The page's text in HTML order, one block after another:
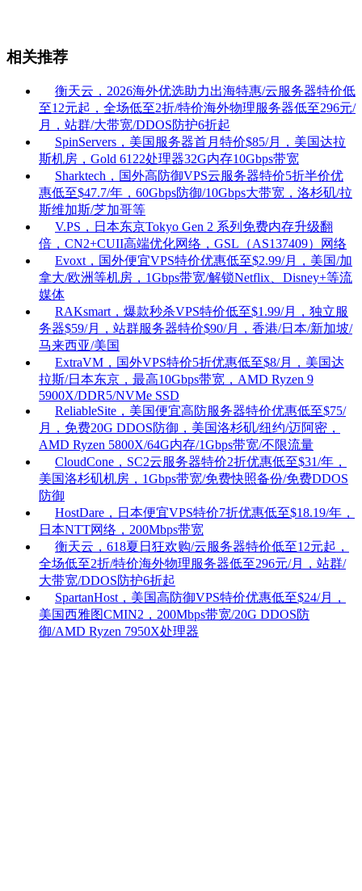
相关推荐
衡天云，2026海外优选助力出海特惠/云服务器特价低
至12元起，全场低至2折/特价海外物理服务器低至296元/
月，站群/大带宽/DDOS防护6折起
SpinServers，美国服务器首月特价$85/月，美国达拉
斯机房，Gold 6122处理器32G内存10Gbps带宽
Sharktech，国外高防御VPS云服务器特价5折半价优
惠低至$47.7/年，60Gbps防御/10Gbps大带宽，洛杉矶/拉
斯维加斯/芝加哥等
V.PS，日本东京Tokyo Gen 2 系列免费内存升级翻
倍，CN2+CUII高端优化网络，GSL（AS137409）网络
Evoxt，国外便宜VPS特价优惠低至$2.99/月，美国/加
拿大/欧洲等机房，1Gbps带宽/解锁Netflix、Disney+等流
媒体
RAKsmart，爆款秒杀VPS特价低至$1.99/月，独立服
务器$59/月，站群服务器特价$90/月，香港/日本/新加坡/
马来西亚/美国
ExtraVM，国外VPS特价5折优惠低至$8/月，美国达
拉斯/日本东京，最高10Gbps带宽，AMD Ryzen 9
5900X/DDR5/NVMe SSD
ReliableSite，美国便宜高防服务器特价优惠低至$75/
月，免费20G DDOS防御，美国洛杉矶/纽约/迈阿密，
AMD Ryzen 5800X/64G内存/1Gbps带宽/不限流量
CloudCone，SC2云服务器特价2折优惠低至$31/年，
美国洛杉矶机房，1Gbps带宽/免费快照备份/免费DDOS
防御
HostDare，日本便宜VPS特价7折优惠低至$18.19/年，
日本NTT网络，200Mbps带宽
衡天云，618夏日狂欢购/云服务器特价低至12元起，
全场低至2折/特价海外物理服务器低至296元/月，站群/
大带宽/DDOS防护6折起
SpartanHost，美国高防御VPS特价优惠低至$24/月，
美国西雅图CMIN2，200Mbps带宽/20G DDOS防
御/AMD Ryzen 7950X处理器